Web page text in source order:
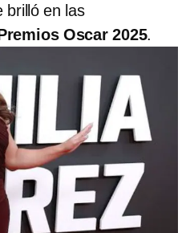
brilló en las
Oscar 2025.